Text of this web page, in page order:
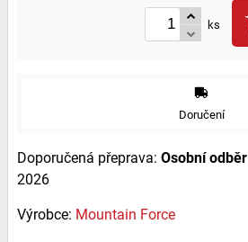
ks
Doručení
Osobní odběr
2026
Výrobce: Mountain Force